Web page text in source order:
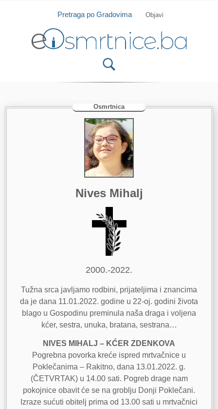
Isprobajte našu Android i IOS aplikaciju
Pretraga po Gradovima Objavi
Osmrtnica
Nives Mihalj
2000.-2022.
Tužna srca javljamo rodbini, prijateljima i znancima
da je dana 11.01.2022. godine u 22-oj. godini života
blago u Gospodinu preminula naša draga i voljena
kćer, sestra, unuka, bratana, sestrana…
NIVES MIHALJ – KĆER ZDENKOVA
Pogrebna povorka kreće ispred mrtvačnice u
Poklečanima – Rakitno, dana 13.01.2022. g.
(ČETVRTAK) u 14.00 sati. Pogreb drage nam
pokojnice obavit će se na groblju Donji Poklečani.
Izraze sućuti obitelj prima od 13.00 sati u mrtvačnici